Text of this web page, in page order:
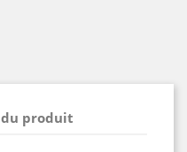
produit